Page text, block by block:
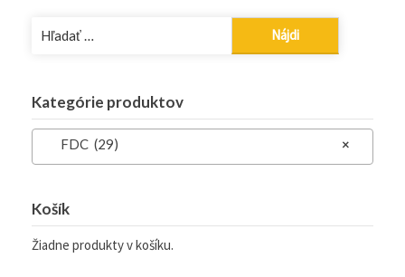
Kategórie produktov
×
FDC (29)
Košík
Žiadne produkty v košíku.